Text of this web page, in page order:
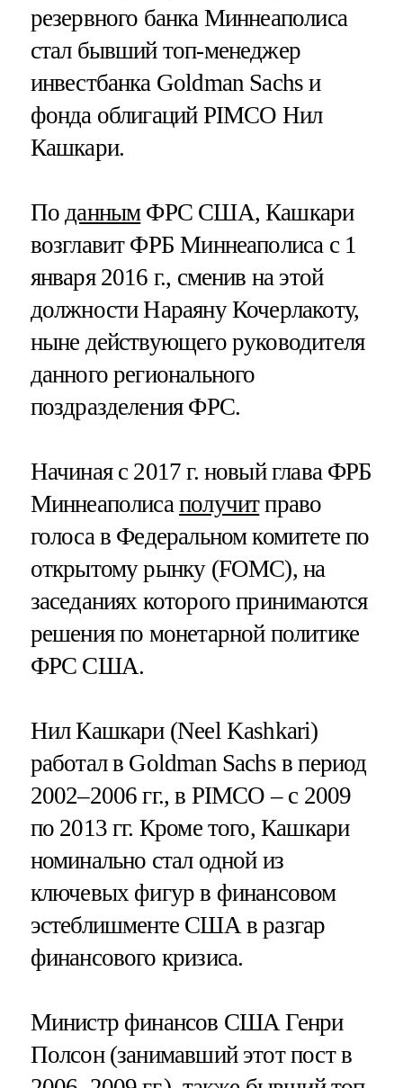
резервного банка Миннеаполиса
стал бывший топ-менеджер
инвестбанка Goldman Sachs и
фонда облигаций PIMCO Нил
Кашкари.
По даннымФРС США, Кашкари
возглавит ФРБ Миннеаполиса с 1
января 2016 г., сменив на этой
должности Нараяну Кочерлакоту,
ныне действующего руководителя
данного регионального
поздразделения ФРС.
Начиная с 2017 г. новый глава ФРБ
Миннеаполиса получитправо
голоса в Федеральном комитете по
открытому рынку (FOMC), на
заседаниях которого принимаются
решения по монетарной политике
ФРС США.
Нил Кашкари (Neel Kashkari)
работал в Goldman Sachs в период
2002–2006 гг., в PIMCO – с 2009
по 2013 гг. Кроме того, Кашкари
номинально стал одной из
ключевых фигур в финансовом
эстеблишменте США в разгар
финансового кризиса.
Министр финансов США Генри
Полсон (занимавший этот пост в